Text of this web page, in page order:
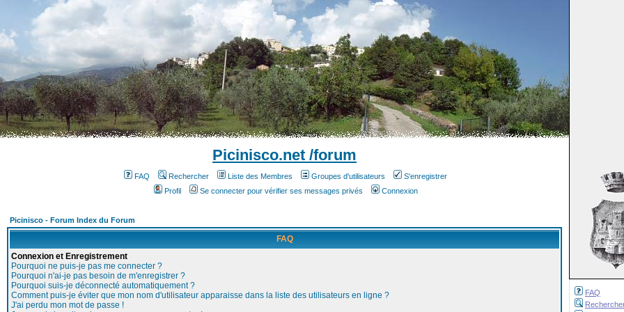
FAQ
Picinisco.net /forum
FAQ Rechercher Liste des Membres Groupes d'utilisateurs
S'enregistrer
Profil
Se connecter pour vérifier ses messages privés Connexion
Picinisco - Forum Index du Forum
FAQ
Connexion et Enregistrement
Pourquoi ne puis-je pas me connecter ?
Pourquoi n'ai-je pas besoin de m'enregistrer ?
Pourquoi suis-je déconnecté automatiquement ?
Comment puis-je éviter que mon nom d'utilisateur apparaisse dans la liste des utilisateurs en ligne ?
J'ai perdu mon mot de passe !